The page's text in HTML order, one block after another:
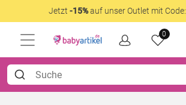
Jetzt -15%auf unser Outlet mit Code:
0